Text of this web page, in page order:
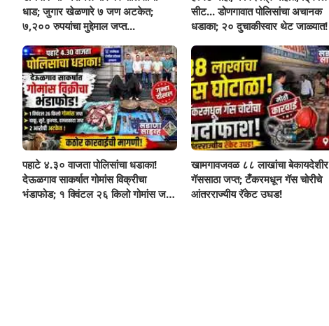
धाड; जुगार खेळणारे ७ जण अटकेत;
७,२०० रुपयांचा मुद्देमाल जप्त...
सीट... डोणगावात पोलिसांचा अचानक
धडाका; २० दुचाकीस्वार थेट जाळ्यात!
पहाटे ४.३० वाजता पोलिसांचा धडाका!
देऊळगाव साकर्षात गोमांस विक्रीचा
भंडाफोड; १ क्विंटल २६ किलो गोमांस जप्त,
खामगावजवळ ८८ लाखांचा बेकायदेशीर
गॅससाठा जप्त; टँकरमधून गॅस चोरीचे
आंतरराज्यीय रॅकेट उघड!